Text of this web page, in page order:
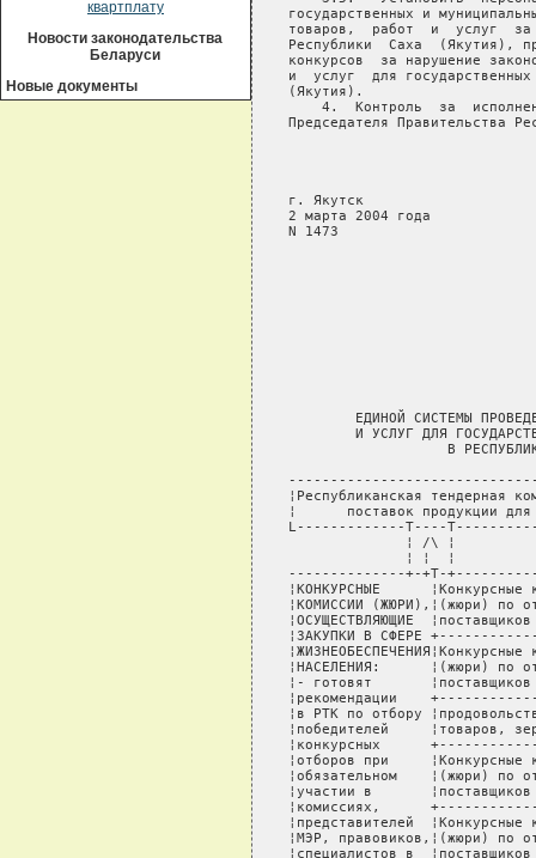
квартплату
Новости законодательства
Беларуси
Новые документы